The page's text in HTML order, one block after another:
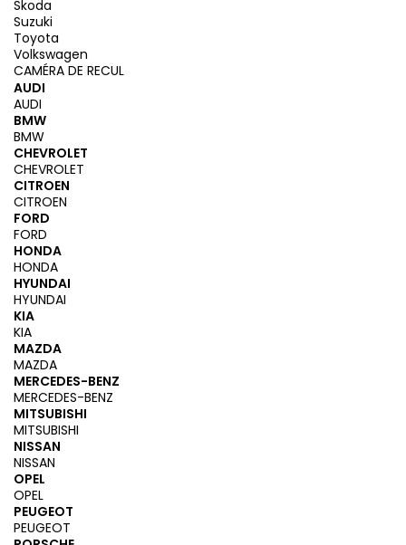
Skoda
Suzuki
Toyota
Volkswagen
CAMÉRA DE RECUL
AUDI
AUDI
BMW
BMW
CHEVROLET
CHEVROLET
CITROEN
CITROEN
FORD
FORD
HONDA
HONDA
HYUNDAI
HYUNDAI
KIA
KIA
MAZDA
MAZDA
MERCEDES-BENZ
MERCEDES-BENZ
MITSUBISHI
MITSUBISHI
NISSAN
NISSAN
OPEL
OPEL
PEUGEOT
PEUGEOT